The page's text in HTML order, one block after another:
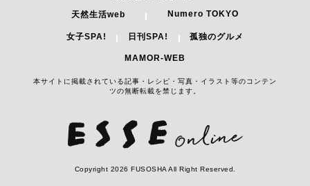
お問い合わせ プライバシーポリシー
利用規約 著作権について
Cookieについて
扶桑社 広告掲載のご案内
天然生活web
Numero TOKYO
女子SPA! 日刊SPA! 孤独のグルメ
MAMOR-WEB